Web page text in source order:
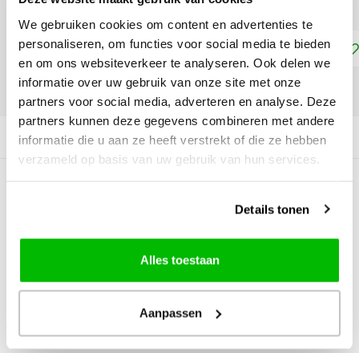
We gebruiken cookies om content en advertenties te
personaliseren, om functies voor social media te bieden
en om ons websiteverkeer te analyseren. Ook delen we
informatie over uw gebruik van onze site met onze
partners voor social media, adverteren en analyse. Deze
partners kunnen deze gegevens combineren met andere
informatie die u aan ze heeft verstrekt of die ze hebben
verzameld op basis van uw gebruik van hun services.
Details tonen
Alles toestaan
Aanpassen
Toevoegen aan winkelwagen
DELEN:
Productomschrijving
0Reviews